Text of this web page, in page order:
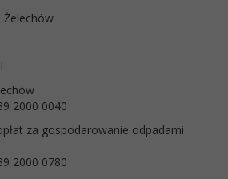
Żelechów
2000 0040
za gospodarowanie odpadami
2000 0780